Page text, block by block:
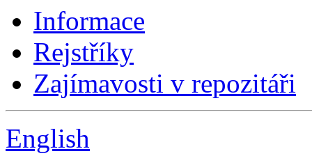
Informace
Rejstříky
Zajímavosti v repozitáři
English